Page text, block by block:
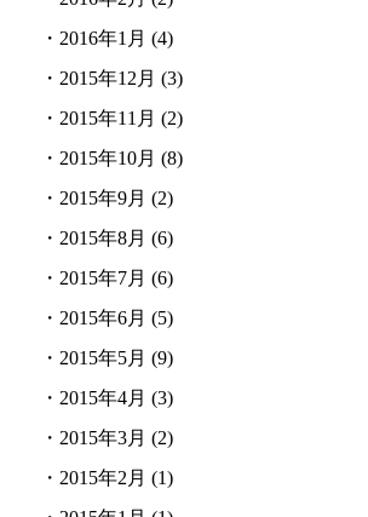
・ 2016年1月 (4)
・ 2015年12月 (3)
・ 2015年11月 (2)
・ 2015年10月 (8)
・ 2015年9月 (2)
・ 2015年8月 (6)
・ 2015年7月 (6)
・ 2015年6月 (5)
・ 2015年5月 (9)
・ 2015年4月 (3)
・ 2015年3月 (2)
・ 2015年2月 (1)